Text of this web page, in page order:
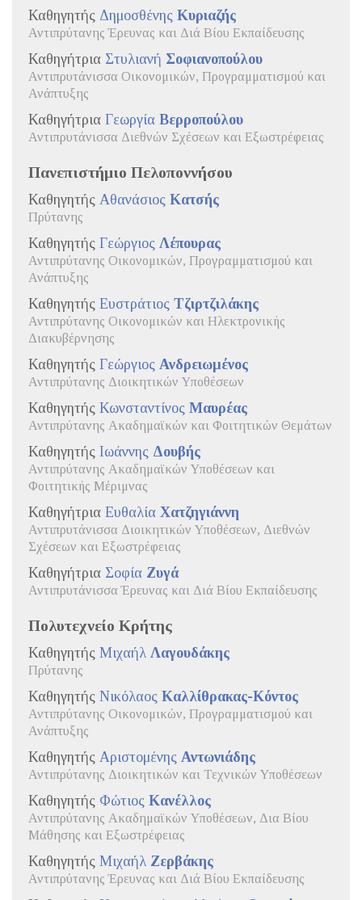
Καθηγητής Δημοσθένης Κυριαζής
Αντιπρύτανης Έρευνας και Διά Βίου Εκπαίδευσης
Καθηγήτρια Στυλιανή Σοφιανοπούλου
Αντιπρυτάνισσα Οικονομικών, Προγραμματισμού και
Ανάπτυξης
Καθηγήτρια Γεωργία Βερροπούλου
Αντιπρυτάνισσα Διεθνών Σχέσεων και Εξωστρέφειας
Πανεπιστήμιο Πελοποννήσου
Καθηγητής Αθανάσιος Κατσής
Πρύτανης
Καθηγητής Γεώργιος Λέπουρας
Αντιπρύτανης Οικονομικών, Προγραμματισμού και
Ανάπτυξης
Καθηγητής Ευστράτιος Τζιρτζιλάκης
Αντιπρύτανης Οικονομικών και Ηλεκτρονικής
Διακυβέρνησης
Καθηγητής Γεώργιος Ανδρειωμένος
Αντιπρύτανης Διοικητικών Υποθέσεων
Καθηγητής Κωνσταντίνος Μαυρέας
Αντιπρύτανης Ακαδημαϊκών και Φοιτητικών Θεμάτων
Καθηγητής Ιωάννης Δουβής
Αντιπρύτανης Ακαδημαϊκών Υποθέσεων και
Φοιτητικής Μέριμνας
Καθηγήτρια Ευθαλία Χατζηγιάννη
Αντιπρυτάνισσα Διοικητικών Υποθέσεων, Διεθνών
Σχέσεων και Εξωστρέφειας
Καθηγήτρια Σοφία Ζυγά
Αντιπρυτάνισσα Έρευνας και Διά Βίου Εκπαίδευσης
Πολυτεχνείο Κρήτης
Καθηγητής Μιχαήλ Λαγουδάκης
Πρύτανης
Καθηγητής Νικόλαος Καλλίθρακας-Κόντος
Αντιπρύτανης Οικονομικών, Προγραμματισμού και
Ανάπτυξης
Καθηγητής Αριστομένης Αντωνιάδης
Αντιπρύτανης Διοικητικών και Τεχνικών Υποθέσεων
Καθηγητής Φώτιος Κανέλλος
Αντιπρύτανης Ακαδημαϊκών Υποθέσεων, Δια Βίου
Μάθησης και Εξωστρέφειας
Καθηγητής Μιχαήλ Ζερβάκης
Αντιπρύτανης Έρευνας και Διά Βίου Εκπαίδευσης